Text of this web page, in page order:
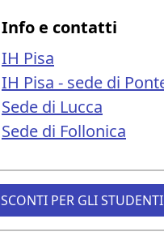
Info e contatti
IH Pisa
IH Pisa - sede di
Sede di Lucca
Sede di Follonica
SCONTI PER GLI